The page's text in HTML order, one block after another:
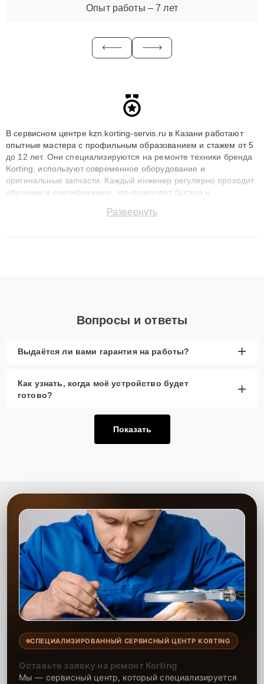
Опыт работы – 7 лет
В сервисном центре kzn.korting-servis.ru в Казани работают
опытные мастера с профильным образованием и стажем от 5
до 12 лет. Они специализируются на ремонте техники бренда
Korting, используют современное оборудование и
оригинальные запчасти. Каждый инженер регулярно проходит
обучение и сертификацию, что позволяет быстро и
сохранением гарантии до 3 лет. Наши мастера решают
Развернуть
Вопросы и ответы
Выдаётся ли вами гарантия на работы? +
Как узнать, когда моё устройство будет
готово?
+
Показать
СПЕЦИАЛИЗИРОВАННЫЙ СЕРВИСНЫЙ ЦЕНТР KORTING
Оставьте заявку на ремонт Korting
Мы — сервисный центр, который специализируется